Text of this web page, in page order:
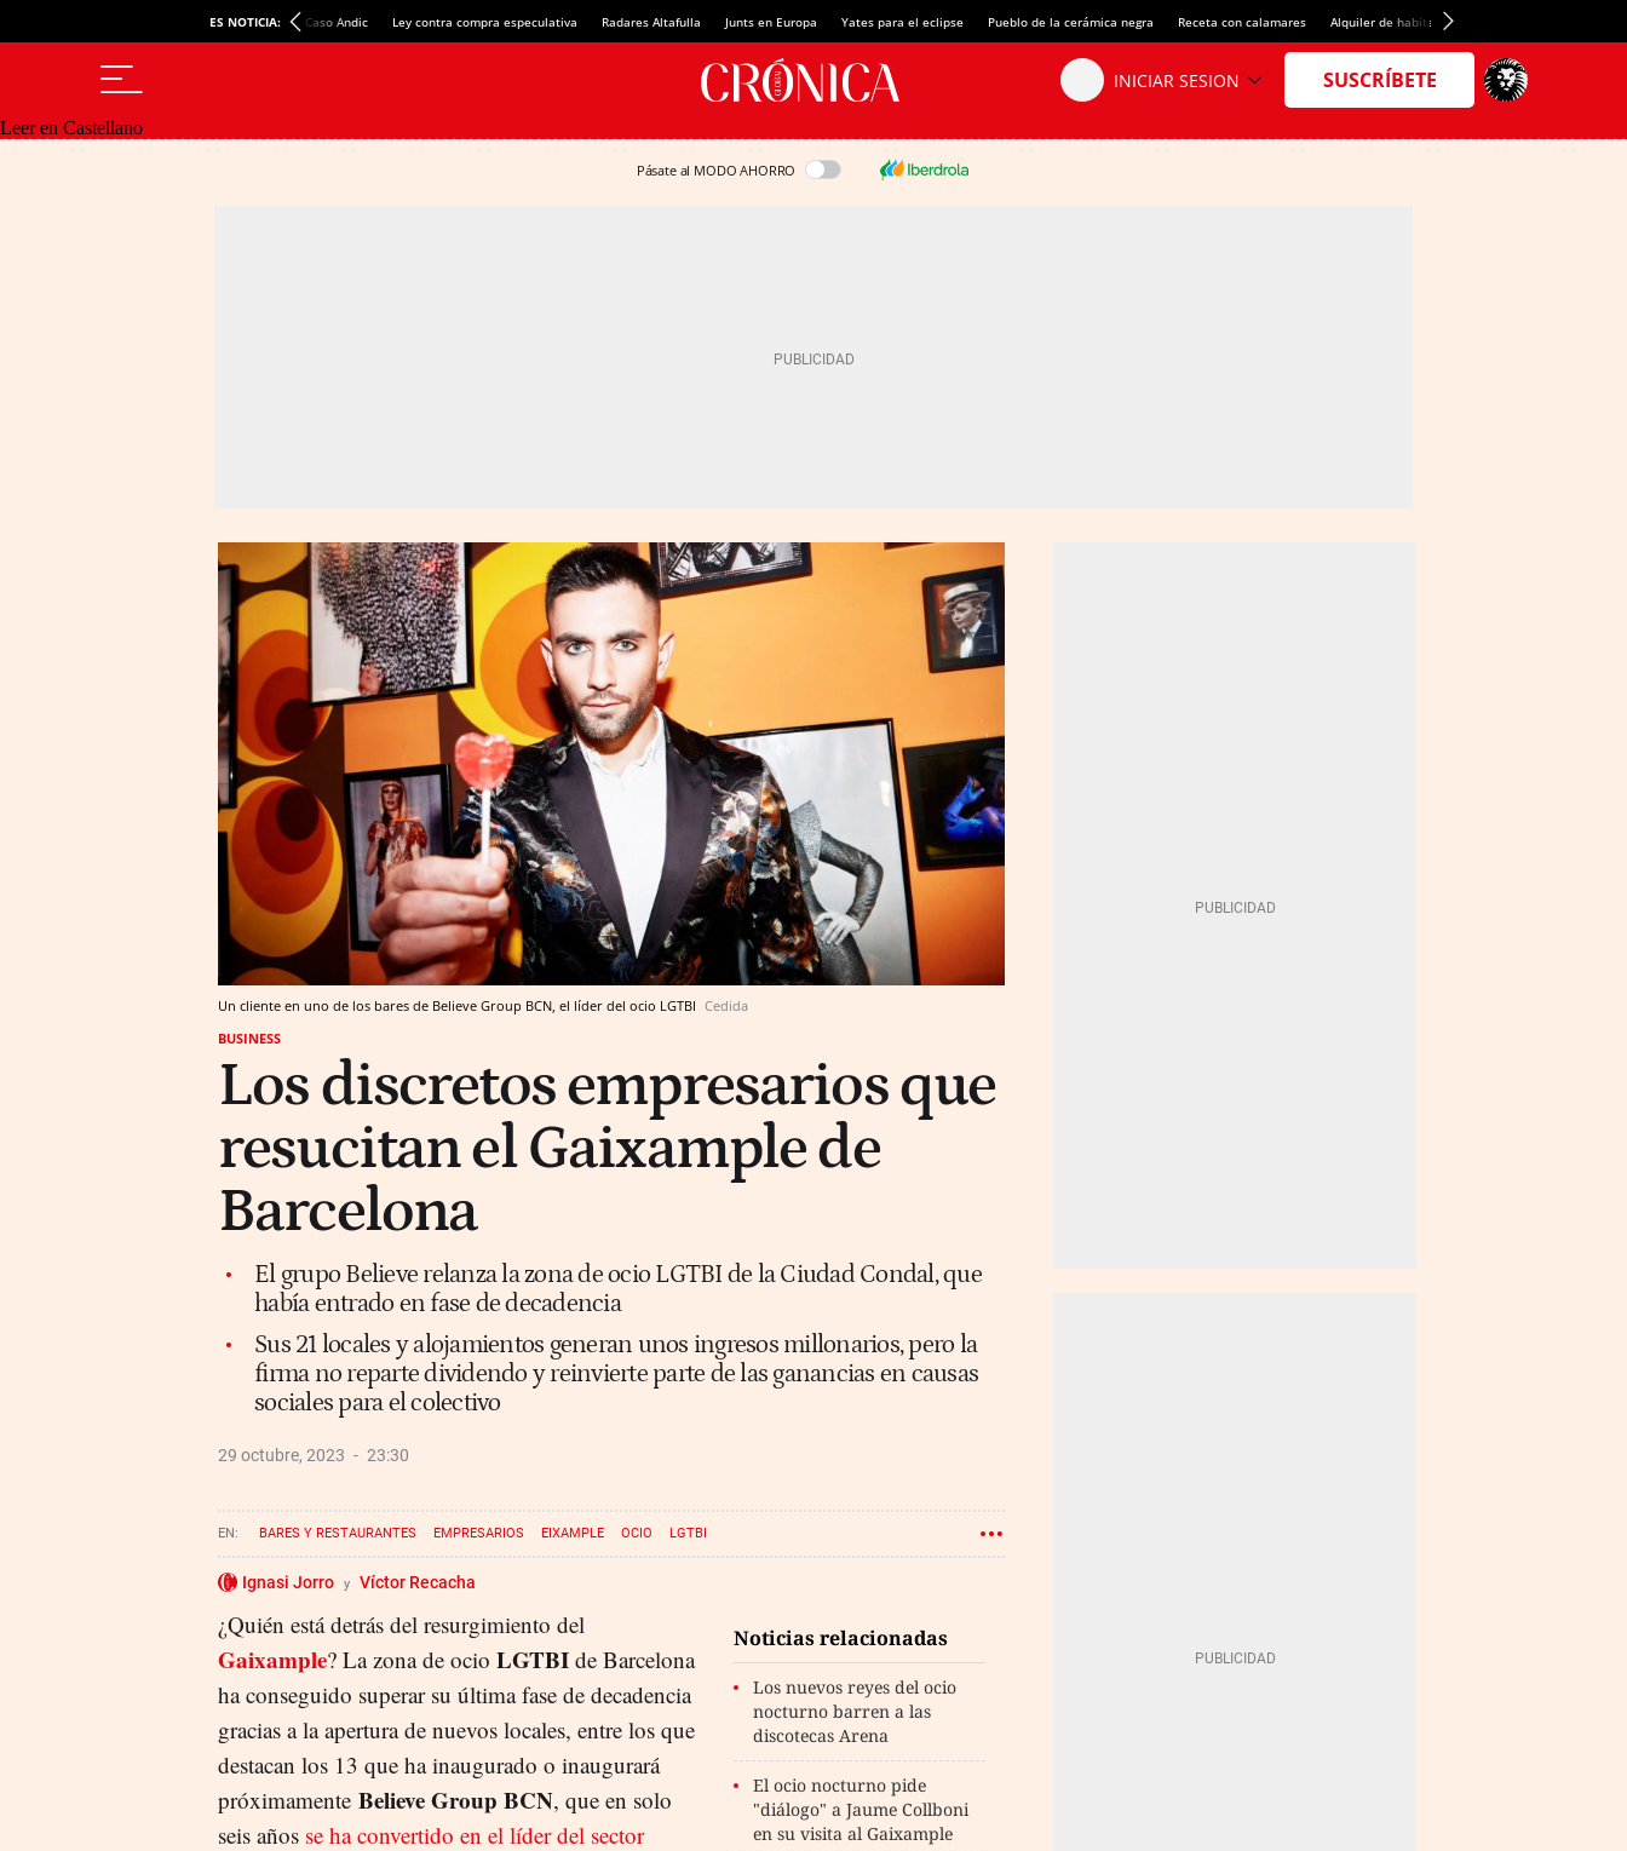
ES NOTICIA: Caso Andic Ley contra compra especulativa Radares Altafulla Junts en Europa Yates para el eclipse Pueblo de la cerámica negra Receta con calamares Alquiler de habitaciones en España
Leer en Castellano
Pásate al MODO AHORRO
Un cliente en uno de los bares de Believe Group BCN, el líder del ocio LGTBI Cedida
BUSINESS
Los discretos empresarios que
resucitan el Gaixample de
Barcelona
El grupo Believe relanza la zona de ocio LGTBI de la Ciudad Condal, que
había entrado en fase de decadencia
Sus 21 locales y alojamientos generan unos ingresos millonarios, pero la
firma no reparte dividendo y reinvierte parte de las ganancias en causas
sociales para el colectivo
29 octubre, 2023 23:30
BARES Y RESTAURANTES EMPRESARIOS EIXAMPLE OCIO LGTBI
Ignasi Jorro Víctor Recacha
Noticias relacionadas
Los nuevos reyes del ocio
nocturno barren a las
discotecas Arena
El ocio nocturno pide
"diálogo" a Jaume Collboni
en su visita al Gaixample
¿Quién está detrás del resurgimiento del
Gaixample? La zona de ocio LGTBI de Barcelona
ha conseguido superar su última fase de decadencia
gracias a la apertura de nuevos locales, entre los que
destacan los 13 que ha inaugurado o inaugurará
próximamente Believe Group BCN, que en solo
seis años se ha convertido en el líder del sector